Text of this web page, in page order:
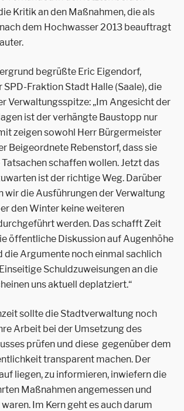
Kritik an den Maßnahmen, die als
dem Hochwasser 2013 beauftragt
begrüßte Eric Eigendorf,
Fraktion Stadt Halle (Saale), die
Verwaltungsspitze: „Im Angesicht der
ist der verhängte Baustopp nur
zeigen sowohl Herr Bürgermeister
Beigeordnete Rebenstorf, dass sie
schaffen wollen. Jetzt das
ist der richtige Weg. Darüber
wir die Ausführungen der Verwaltung
den Winter keine weiteren
werden. Das schafft Zeit
öffentliche Diskussion auf Augenhöhe
die Argumente noch einmal sachlich
Schuldzuweisungen an die
uns aktuell deplatziert.“
sollte die Stadtverwaltung noch
Arbeit bei der Umsetzung des
prüfen und diese gegenüber dem
transparent machen. Der
liegen, zu informieren, inwiefern die
Maßnahmen angemessen und
Im Kern geht es auch darum